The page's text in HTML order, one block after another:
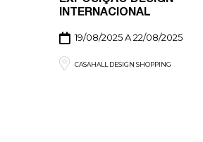
INTERNACIONAL
19/08/2025 A 22/08/2025
CASAHALL DESIGN SHOPPING